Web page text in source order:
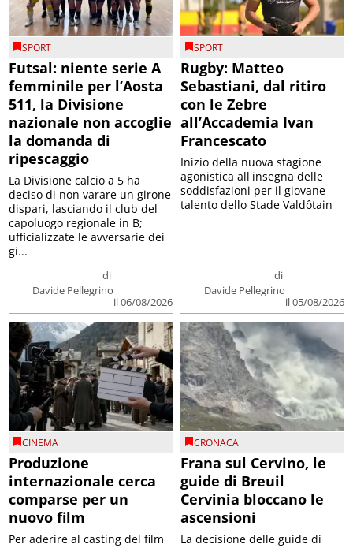
SPORT
Futsal: niente serie A
femminile per l’Aosta
511, la Divisione
nazionale non accoglie
la domanda di
ripescaggio
di
Davide Pellegrino
il 06/08/2026
La Divisione calcio a 5 ha
deciso di non varare un girone
dispari, lasciando il club del
capoluogo regionale in B;
ufficializzate le avversarie dei
gi...
SPORT
Rugby: Matteo
Sebastiani, dal ritiro
con le Zebre
all’Accademia Ivan
Francescato
di
Davide Pellegrino
il 05/08/2026
Inizio della nuova stagione
agonistica all'insegna delle
soddisfazioni per il giovane
talento dello Stade Valdôtain
CINEMA
Produzione
internazionale cerca
comparse per un
nuovo film
Per aderire al casting del film
CRONACA
Frana sul Cervino, le
guide di Breuil
Cervinia bloccano le
ascensioni
La decisione delle guide di